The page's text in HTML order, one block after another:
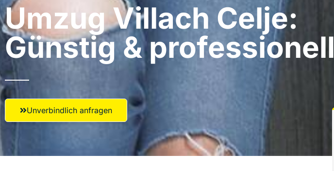
Umzug Villach​ Celje:
Günstig & professionell​
Unverbindlich anfragen